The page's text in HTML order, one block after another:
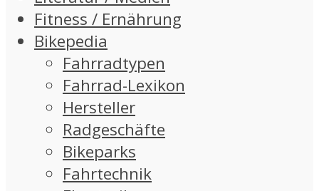
Fitness / Ernährung
Bikepedia
Fahrradtypen
Fahrrad-Lexikon
Hersteller
Radgeschäfte
Bikeparks
Fahrtechnik